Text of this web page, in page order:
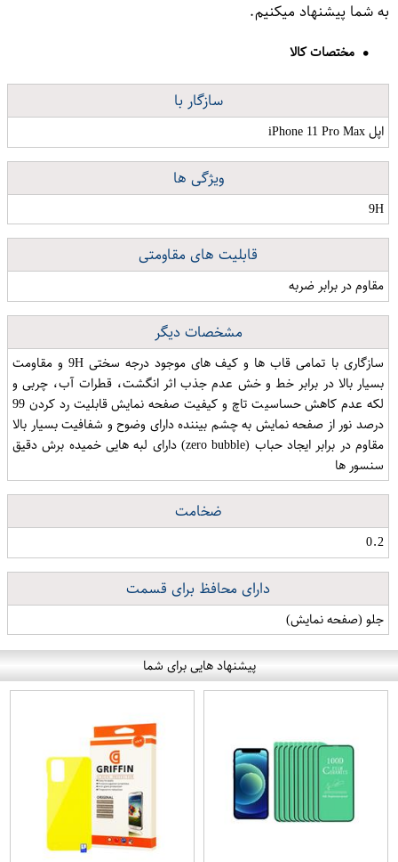
به شما پیشنهاد میکنیم.
مختصات کالا
سازگار با
اپل iPhone 11 Pro Max
ویژگی ها
9H
قابلیت های مقاومتی
مقاوم در برابر ضربه
مشخصات دیگر
سازگاری با تمامی قاب ها و کیف های موجود درجه سختی 9H و مقاومت
بسیار بالا در برابر خط و خش عدم جذب اثر انگشت، قطرات آب، چربی و
لکه عدم کاهش حساسیت تاچ و کیفیت صفحه نمایش قابلیت رد کردن 99
درصد نور از صفحه نمایش به چشم بیننده دارای وضوح و شفافیت بسیار بالا
مقاوم در برابر ایجاد حباب (zero bubble) دارای لبه هایی خمیده برش دقیق
سنسور ها
ضخامت
0.2
دارای محافظ برای قسمت
جلو (صفحه نمایش)
پیشنهاد هایی برای شما